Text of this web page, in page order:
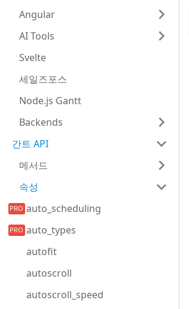
Angular
AI Tools
Svelte
세일즈포스
Node.js Gantt
Backends
간트 API
메서드
속성
auto_scheduling
auto_types
autofit
autoscroll
autoscroll_speed